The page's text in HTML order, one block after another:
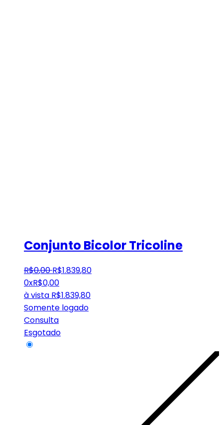
Conjunto Bicolor Tricoline
R$0,00 R$1.839,80
0xR$0,00
à vista R$1.839,80
Somente logado
Consulta
Esgotado